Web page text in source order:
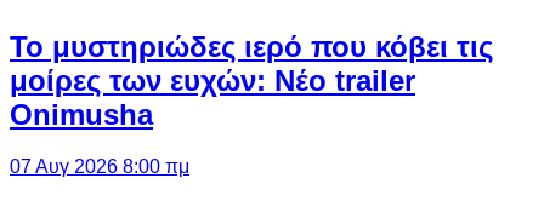
Το μυστηριώδες ιερό που κόβει τις
μοίρες των ευχών: Νέο trailer
Onimusha
07 Αυγ 2026 8:00 πμ